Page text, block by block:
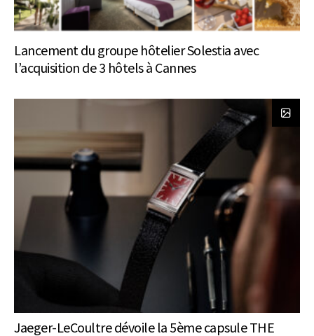
Lancement du groupe hôtelier Solestia avec
l’acquisition de 3 hôtels à Cannes
Jaeger-LeCoultre dévoile la 5ème capsule THE